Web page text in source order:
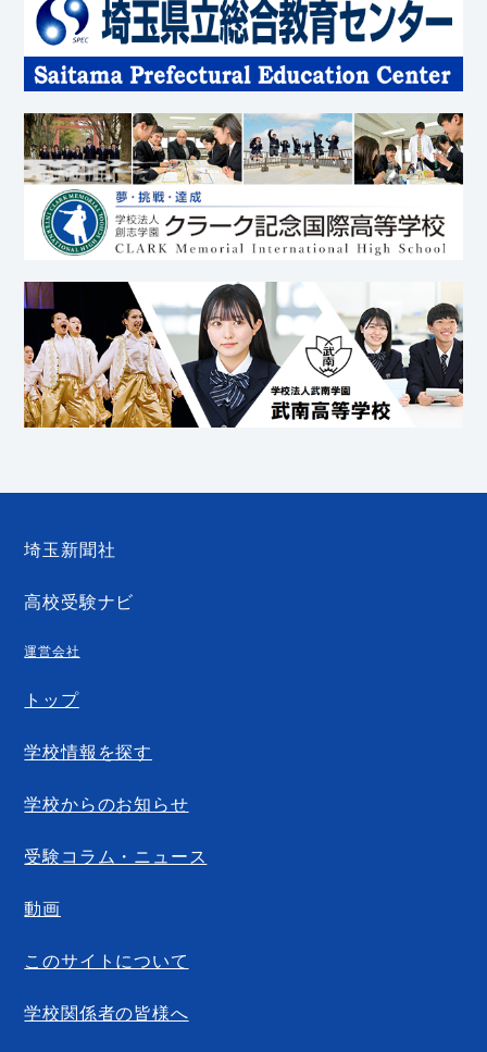
埼玉新聞社
高校受験ナビ
運営会社
トップ
学校情報を探す
学校からのお知らせ
受験コラム・ニュース
動画
このサイトについて
学校関係者の皆様へ